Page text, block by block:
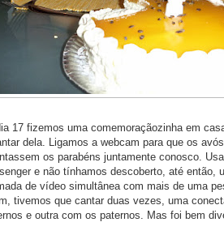
17 fizemos uma comemoraçãozinha em
dela. Ligamos a webcam para que os
os parabéns juntamente conosco.
e não tínhamos descoberto, até então,
de vídeo simultânea com mais de uma
tivemos que cantar duas vezes, uma
e outra com os paternos. Mas foi bem